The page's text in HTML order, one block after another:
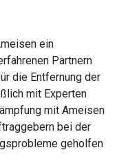
ein
Partnern
die Entfernung der
mit Experten
mit Ameisen
bei der
geholfen